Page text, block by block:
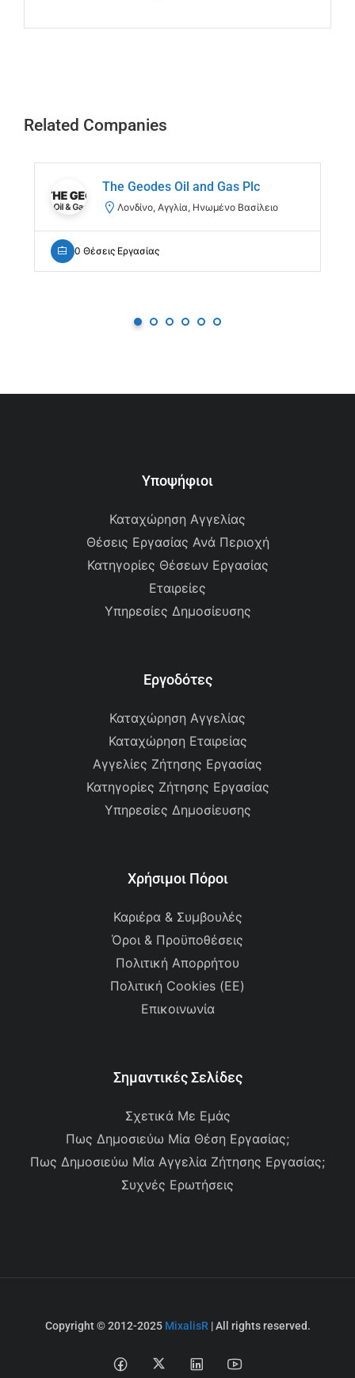
Related Companies
The Geodes Oil and Gas Plc
Λονδίνο, Αγγλία, Ηνωμένο Βασίλειο
0 Θέσεις Εργασίας
Υποψήφιοι
Καταχώρηση Αγγελίας
Θέσεις Εργασίας Ανά Περιοχή
Κατηγορίες Θέσεων Εργασίας
Εταιρείες
Υπηρεσίες Δημοσίευσης
Εργοδότες
Καταχώρηση Αγγελίας
Καταχώρηση Εταιρείας
Αγγελίες Ζήτησης Εργασίας
Κατηγορίες Ζήτησης Εργασίας
Υπηρεσίες Δημοσίευσης
Χρήσιμοι Πόροι
Καριέρα & Συμβουλές
Όροι & Προϋποθέσεις
Πολιτική Απορρήτου
Πολιτική Cookies (ΕΕ)
Επικοινωνία
Σημαντικές Σελίδες
Σχετικά Με Εμάς
Πως Δημοσιεύω Μία Θέση Εργασίας;
Πως Δημοσιεύω Μία Αγγελία Ζήτησης Εργασίας;
Συχνές Ερωτήσεις
Copyright © 2012-2025 MixalisR | All rights reserved.